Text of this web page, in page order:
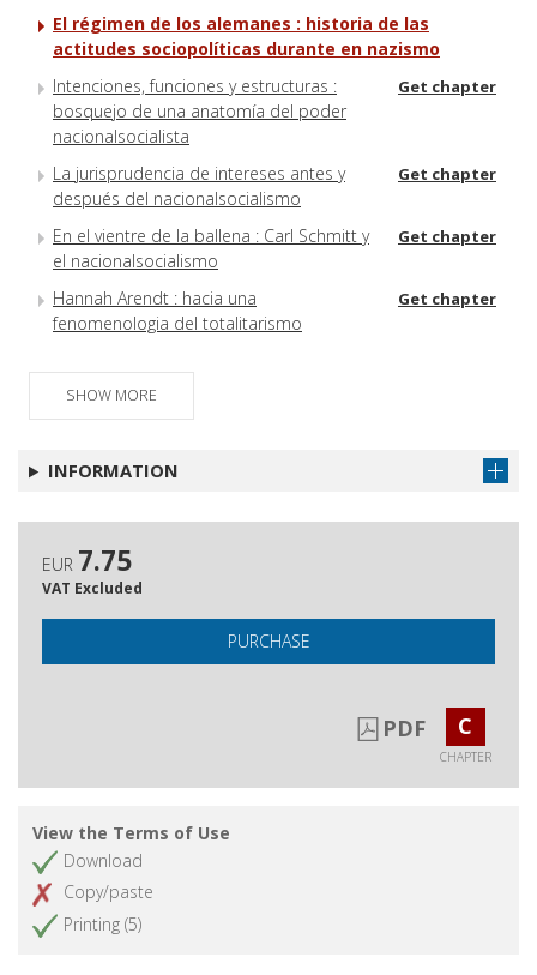
El régimen de los alemanes : historia de las
actitudes sociopolíticas durante en nazismo
Intenciones, funciones y estructuras :
bosquejo de una anatomía del poder
nacionalsocialista
Get chapter
La jurisprudencia de intereses antes y
después del nacionalsocialismo
Get chapter
En el vientre de la ballena : Carl Schmitt y
el nacionalsocialismo
Get chapter
Hannah Arendt : hacia una
fenomenologia del totalitarismo
Get chapter
SHOW MORE
INFORMATION
EUR 7.75
VAT Excluded
PURCHASE
PDF C
CHAPTER
View the Terms of Use
Download
Copy/paste
Printing (5)